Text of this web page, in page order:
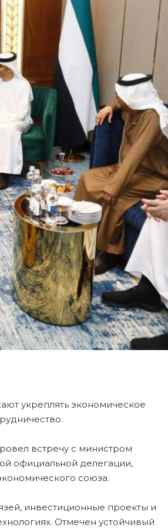
укреплять экономическое
встречу с министром
официальной делегации,
союза.
инвестиционные проекты и
Отмечен устойчивый